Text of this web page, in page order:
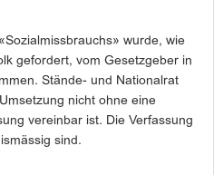
wurde, wie
gefordert, vom Gesetzgeber in
Stände- und Nationalrat
nicht ohne eine
vereinbar ist. Die Verfassung
sind.